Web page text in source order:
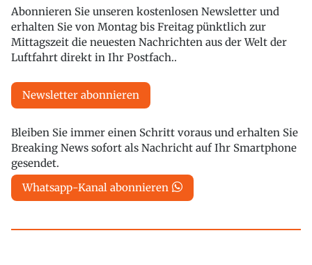
Abonnieren Sie unseren kostenlosen Newsletter und
erhalten Sie von Montag bis Freitag pünktlich zur
Mittagszeit die neuesten Nachrichten aus der Welt der
Luftfahrt direkt in Ihr Postfach..
Newsletter abonnieren
Bleiben Sie immer einen Schritt voraus und erhalten Sie
Breaking News sofort als Nachricht auf Ihr Smartphone
gesendet.
Whatsapp-Kanal abonnieren